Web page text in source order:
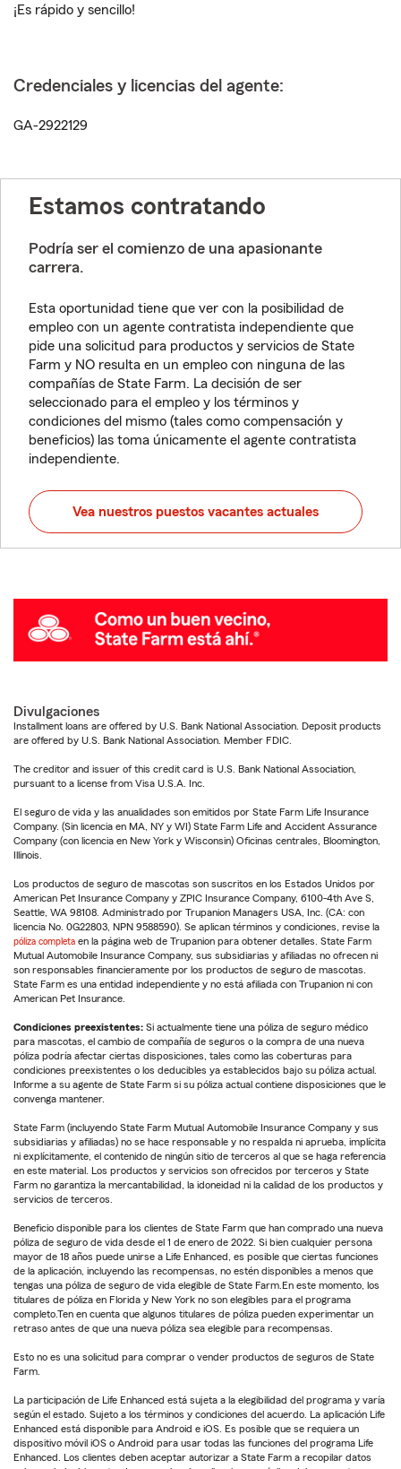
¡Es rápido y sencillo!
Credenciales y licencias del agente:
GA-2922129
Estamos contratando
Podría ser el comienzo de una apasionante
carrera.
Esta oportunidad tiene que ver con la posibilidad de
empleo con un agente contratista independiente que
pide una solicitud para productos y servicios de State
Farm y NO resulta en un empleo con ninguna de las
compañías de State Farm. La decisión de ser
seleccionado para el empleo y los términos y
condiciones del mismo (tales como compensación y
beneficios) las toma únicamente el agente contratista
independiente.
Vea nuestros puestos vacantes actuales
Divulgaciones
Installment loans are offered by U.S. Bank National Association. Deposit products
are offered by U.S. Bank National Association. Member FDIC.
The creditor and issuer of this credit card is U.S. Bank National Association,
pursuant to a license from Visa U.S.A. Inc.
El seguro de vida y las anualidades son emitidos por State Farm Life Insurance
Company. (Sin licencia en MA, NY y WI) State Farm Life and Accident Assurance
Company (con licencia en New York y Wisconsin) Oficinas centrales, Bloomington,
Illinois.
Los productos de seguro de mascotas son suscritos en los Estados Unidos por
American Pet Insurance Company y ZPIC Insurance Company, 6100-4th Ave S,
Seattle, WA 98108. Administrado por Trupanion Managers USA, Inc. (CA: con
licencia No. 0G22803, NPN 9588590). Se aplican términos y condiciones, revise la
póliza completa en la página web de Trupanion para obtener detalles. State Farm
Mutual Automobile Insurance Company, sus subsidiarias y afiliadas no ofrecen ni
son responsables financieramente por los productos de seguro de mascotas.
State Farm es una entidad independiente y no está afiliada con Trupanion ni con
American Pet Insurance.
Condiciones preexistentes: Si actualmente tiene una póliza de seguro médico
para mascotas, el cambio de compañía de seguros o la compra de una nueva
póliza podría afectar ciertas disposiciones, tales como las coberturas para
condiciones preexistentes o los deducibles ya establecidos bajo su póliza actual.
Informe a su agente de State Farm si su póliza actual contiene disposiciones que le
convenga mantener.
State Farm (incluyendo State Farm Mutual Automobile Insurance Company y sus
subsidiarias y afiliadas) no se hace responsable y no respalda ni aprueba, implícita
ni explícitamente, el contenido de ningún sitio de terceros al que se haga referencia
en este material. Los productos y servicios son ofrecidos por terceros y State
Farm no garantiza la mercantabilidad, la idoneidad ni la calidad de los productos y
servicios de terceros.
Beneficio disponible para los clientes de State Farm que han comprado una nueva
póliza de seguro de vida desde el 1 de enero de 2022. Si bien cualquier persona
mayor de 18 años puede unirse a Life Enhanced, es posible que ciertas funciones
de la aplicación, incluyendo las recompensas, no estén disponibles a menos que
tengas una póliza de seguro de vida elegible de State Farm.En este momento, los
titulares de póliza en Florida y New York no son elegibles para el programa
completo.Ten en cuenta que algunos titulares de póliza pueden experimentar un
retraso antes de que una nueva póliza sea elegible para recompensas.
Esto no es una solicitud para comprar o vender productos de seguros de State
Farm.
La participación de Life Enhanced está sujeta a la elegibilidad del programa y varía
según el estado. Sujeto a los términos y condiciones del acuerdo. La aplicación Life
Enhanced está disponible para Android e iOS. Es posible que se requiera un
dispositivo móvil iOS o Android para usar todas las funciones del programa Life
Enhanced. Los clientes deben aceptar autorizar a State Farm a recopilar datos